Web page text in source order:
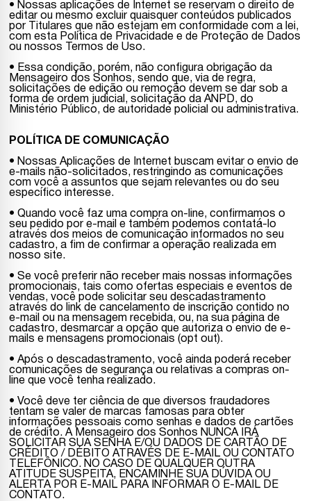
• Nossas aplicações de Internet se reservam o direito de
editar ou mesmo excluir quaisquer conteúdos publicados
por Titulares que não estejam em conformidade com a lei,
com esta Política de Privacidade e de Proteção de Dados
ou nossos Termos de Uso.
• Essa condição, porém, não configura obrigação da
Mensageiro dos Sonhos, sendo que, via de regra,
solicitações de edição ou remoção devem se dar sob a
forma de ordem judicial, solicitação da ANPD, do
Ministério Público, de autoridade policial ou administrativa.
POLÍTICA DE COMUNICAÇÃO
• Nossas Aplicações de Internet buscam evitar o envio de
e-mails não-solicitados, restringindo as comunicações
com você a assuntos que sejam relevantes ou do seu
específico interesse.
• Quando você faz uma compra on-line, confirmamos o
seu pedido por e-mail e também podemos contatá-lo
através dos meios de comunicação informados no seu
cadastro, a fim de confirmar a operação realizada em
nosso site.
• Se você preferir não receber mais nossas informações
promocionais, tais como ofertas especiais e eventos de
vendas, você pode solicitar seu descadastramento
através do link de cancelamento de inscrição contido no
e-mail ou na mensagem recebida, ou, na sua página de
cadastro, desmarcar a opção que autoriza o envio de e-
mails e mensagens promocionais (opt out).
• Após o descadastramento, você ainda poderá receber
comunicações de segurança ou relativas a compras on-
line que você tenha realizado.
• Você deve ter ciência de que diversos fraudadores
tentam se valer de marcas famosas para obter
informações pessoais como senhas e dados de cartões
de crédito. A Mensageiro dos Sonhos NUNCA IRÁ
SOLICITAR SUA SENHA E/OU DADOS DE CARTÃO DE
CRÉDITO / DÉBITO ATRAVÉS DE E-MAIL OU CONTATO
TELEFÔNICO. NO CASO DE QUALQUER OUTRA
ATITUDE SUSPEITA, ENCAMINHE SUA DÚVIDA OU
ALERTA POR E-MAIL PARA INFORMAR O E-MAIL DE
CONTATO.